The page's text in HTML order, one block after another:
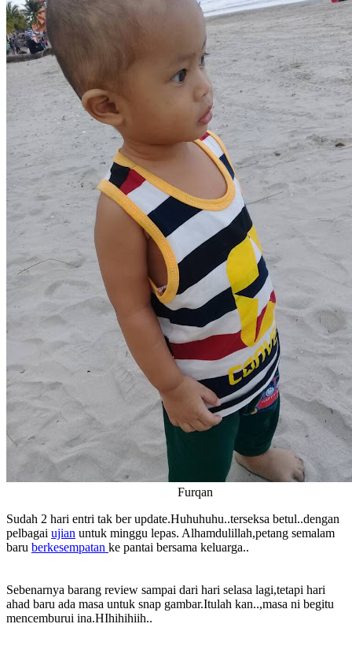
Furqan
Sudah 2 hari entri tak ber update.Huhuhuhu..terseksa betul..dengan
pelbagai ujian untuk minggu lepas. Alhamdulillah,petang semalam
baru berkesempatan ke pantai bersama keluarga..
Sebenarnya barang review sampai dari hari selasa lagi,tetapi hari
ahad baru ada masa untuk snap gambar.Itulah kan..,masa ni begitu
mencemburui ina.HIhihihiih..